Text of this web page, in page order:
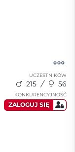
UCZESTNIKÓW
215 56
KONKURENCYJNOŚĆ
ZALOGUJ SIĘ